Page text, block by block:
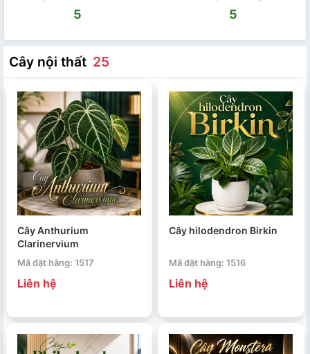
5 5
Cây nội thất 25
Cây Anthurium
Clarinervium
Mã đặt hàng: 1517
Liên hệ
Cây hilodendron Birkin
Mã đặt hàng: 1516
Liên hệ